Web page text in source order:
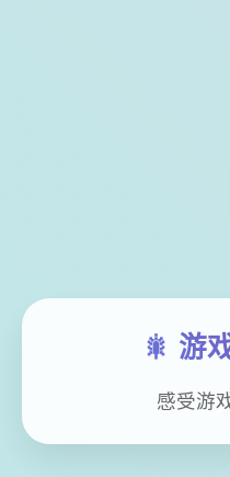
🎇 游
感受游